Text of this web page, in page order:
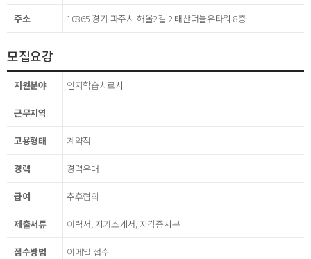
주소 10865 경기 파주시 해올2길 2 태산더블유타워 8층
모집요강
지원분야 인지학습치료사
근무지역
고용형태 계약직
경력 경력우대
급여 추후협의
제출서류 이력서, 자기소개서, 자격증사본
접수방법 이메일 접수